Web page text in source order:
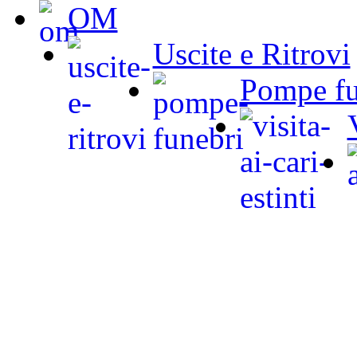
OM
Uscite e Ritrovi
Pompe